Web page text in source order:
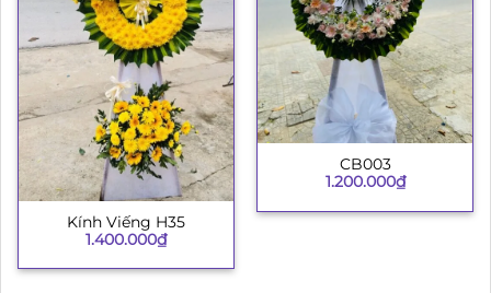
Kính Viếng H35
1.400.000₫
CB003
1.200.000₫